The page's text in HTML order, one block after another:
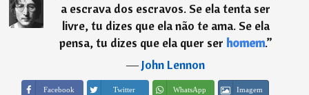
a escrava dos escravos. Se ela tenta ser
livre, tu dizes que ela não te ama. Se ela
pensa, tu dizes que ela quer ser homem.”
―John Lennon
Facebook Twitter WhatsApp Imagem